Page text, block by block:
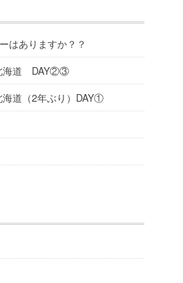
はありますか？？
海道 DAY②③
道（2年ぶり）DAY①